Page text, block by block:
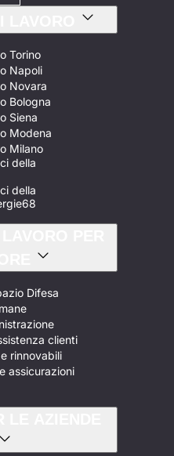
Torino
Napoli
Novara
Bologna
Siena
Modena
Milano
della
della
Difesa
clienti
rinnovabili
assicurazioni